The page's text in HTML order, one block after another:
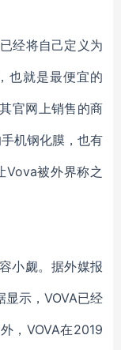
已经将自己定义为
也就是最便宜的
官网上销售的商
机钢化膜，也有
被外界称之
小觑。据外媒报
示， VOVA已经
， VOVA在2019